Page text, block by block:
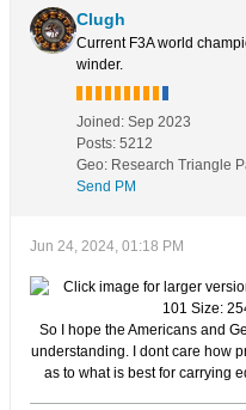
Clugh
Current F3A world
winder.
Joined: Sep 2023
Posts: 5212
Geo: Research Triangle
Send PM
Jun 24, 2024, 01:18 PM
So I hope the Americans and
understanding. I dont care how
as to what is best for carrying